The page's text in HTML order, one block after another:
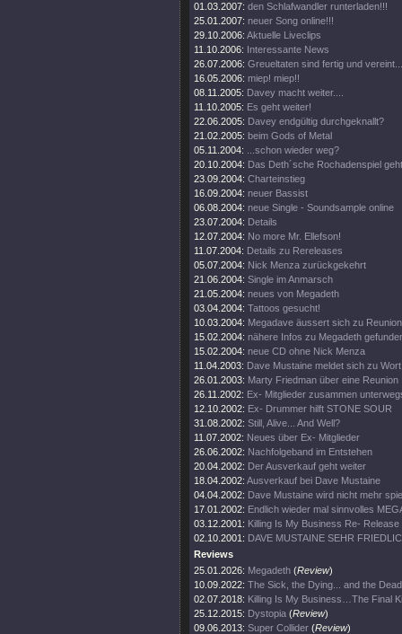
01.03.2007: den Schlafwandler runterladen!!!
25.01.2007: neuer Song online!!!
29.10.2006: Aktuelle Liveclips
11.10.2006: Interessante News
26.07.2006: Greueltaten sind fertig und vereint...
16.05.2006: miep! miep!!
08.11.2005: Davey macht weiter....
11.10.2005: Es geht weiter!
22.06.2005: Davey endgültig durchgeknallt?
21.02.2005: beim Gods of Metal
05.11.2004:
...schon wieder weg?
20.10.2004: Das Deth´sche Rochadenspiel
23.09.2004: Charteinstieg
16.09.2004: neuer Bassist
06.08.2004: neue Single - Soundsample online
23.07.2004: Details
12.07.2004: No more Mr. Ellefson!
11.07.2004: Details zu Rereleases
05.07.2004: Nick Menza zurückgekehrt
21.06.2004: Single im Anmarsch
21.05.2004: neues von Megadeth
03.04.2004: Tattoos gesucht!
10.03.2004: Megadave äussert sich zu Reunion
15.02.2004: nähere Infos zu Megadeth
15.02.2004: neue CD ohne Nick Menza
11.04.2003: Dave Mustaine meldet sich zu Wort
26.01.2003: Marty Friedman über eine Reunion
26.11.2002: Ex- Mitglieder zusammen
12.10.2002: Ex- Drummer hilft STONE SOUR
31.08.2002: Still, Alive... And Well?
11.07.2002: Neues über Ex- Mitglieder
26.06.2002: Nachfolgeband im Entstehen
20.04.2002: Der Ausverkauf geht weiter
18.04.2002: Ausverkauf bei Dave Mustaine
04.04.2002: Dave Mustaine wird nicht mehr
17.01.2002: Endlich wieder mal sinnvolles
03.12.2001: Killing Is My Business Re- Release
02.10.2001: DAVE MUSTAINE SEHR
Reviews
25.01.2026: Megadeth (Review)
10.09.2022: The Sick, the Dying... and the
02.07.2018: Killing Is My Business…The Final
25.12.2015: Dystopia (Review)
09.06.2013: Super Collider (Review)